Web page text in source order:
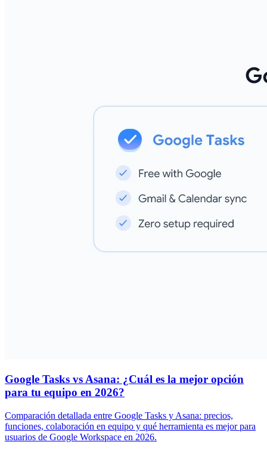
Google Tasks vs Asana: ¿Cuál es la mejor opción
para tu equipo en 2026?
Comparación detallada entre Google Tasks y Asana: precios,
funciones, colaboración en equipo y qué herramienta es mejor para
usuarios de Google Workspace en 2026.